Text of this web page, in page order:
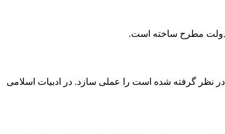
دولت مطرح ساخته است.
نظر گرفته شده است را عملی سازد. در ادبیات اسلامی